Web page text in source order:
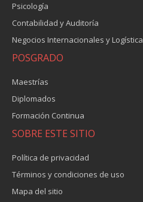
Psicología
Contabilidad y Auditoría
Negocios Internacionales y Logística
POSGRADO
Maestrías
Diplomados
Formación Continua
SOBRE ESTE SITIO
Política de privacidad
Términos y condiciones de uso
Mapa del sitio